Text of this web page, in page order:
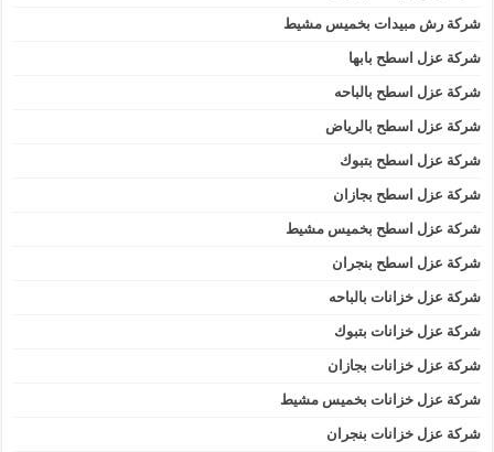
شركة رش مبيدات بخميس مشيط
شركة عزل اسطح بابها
شركة عزل اسطح بالباحه
شركة عزل اسطح بالرياض
شركة عزل اسطح بتبوك
شركة عزل اسطح بجازان
شركة عزل اسطح بخميس مشيط
شركة عزل اسطح بنجران
شركة عزل خزانات بالباحه
شركة عزل خزانات بتبوك
شركة عزل خزانات بجازان
شركة عزل خزانات بخميس مشيط
شركة عزل خزانات بنجران